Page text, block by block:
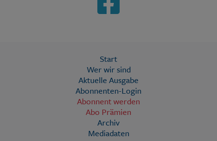
Start
Wer wir sind
Aktuelle Ausgabe
Abonnenten-Login
Abonnent werden
Abo Prämien
Archiv
Mediadaten